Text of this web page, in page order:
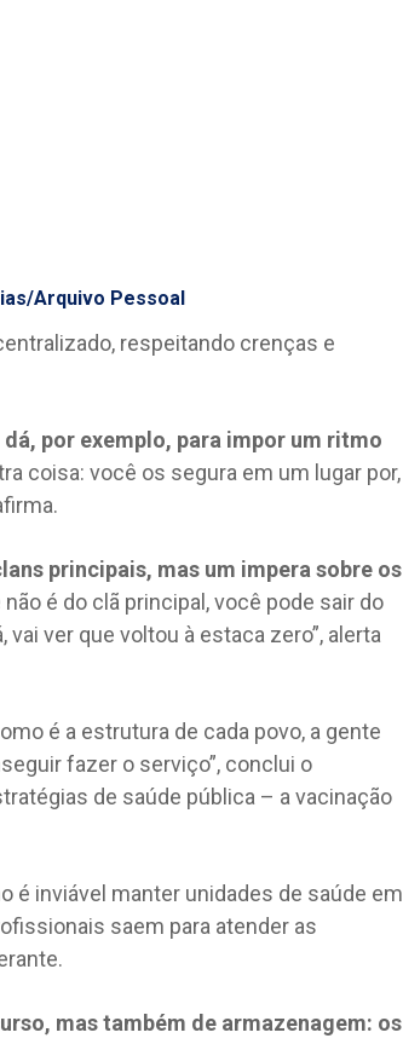
Arquivo Pessoal
respeitando crenças e
por exemplo, para impor um ritmo
coisa: você os segura em um lugar por,
principais, mas um impera sobre os
é do clã principal, você pode sair do
ver que voltou à estaca zero”, alerta
é a estrutura de cada povo, a gente
fazer o serviço”, conclui o
de saúde pública – a vacinação
é inviável manter unidades de saúde em
saem para atender as
mas também de armazenagem: os